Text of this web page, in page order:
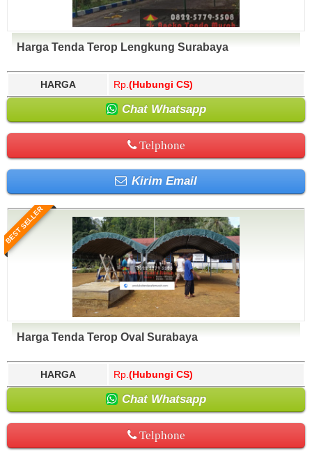
Harga Tenda Terop Lengkung Surabaya
HARGA Rp. (Hubungi CS)
Chat Whatsapp
Telphone
Kirim Email
BEST SELLER
Harga Tenda Terop Oval Surabaya
HARGA Rp. (Hubungi CS)
Chat Whatsapp
Telphone